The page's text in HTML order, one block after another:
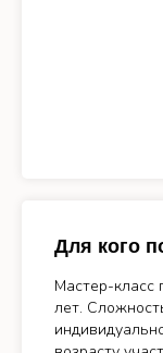
Для кого
Мастер-класс
лет.